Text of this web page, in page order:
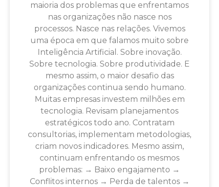
maioria dos problemas que enfrentamos
nas organizações não nasce nos
processos. Nasce nas relações. Vivemos
uma época em que falamos muito sobre
Inteligência Artificial. Sobre inovação.
Sobre tecnologia. Sobre produtividade. E
mesmo assim, o maior desafio das
organizações continua sendo humano.
Muitas empresas investem milhões em
tecnologia. Revisam planejamentos
estratégicos todo ano. Contratam
consultorias, implementam metodologias,
criam novos indicadores. Mesmo assim,
continuam enfrentando os mesmos
problemas: → Baixo engajamento →
Conflitos internos → Perda de talentos →